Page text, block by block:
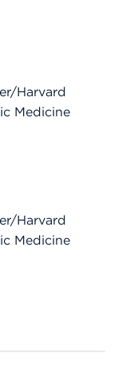
Harvard
Medicine
Harvard
Medicine